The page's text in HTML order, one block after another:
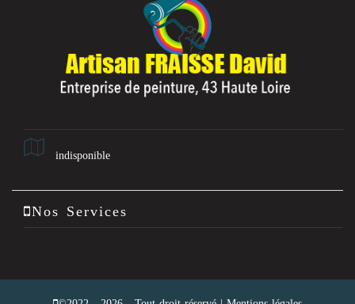
indisponible
Nos Services